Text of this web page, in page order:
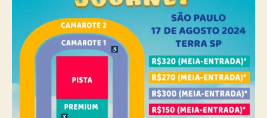
o
e
m
a
g
o
s
t
o